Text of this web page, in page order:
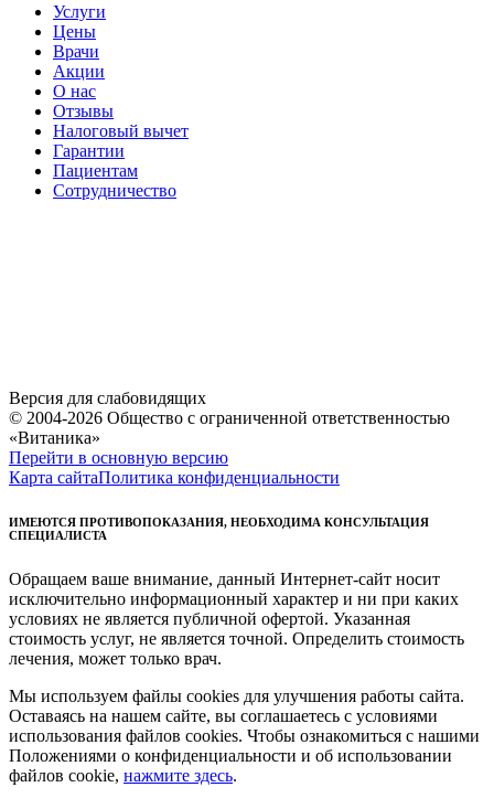
Услуги
Цены
Врачи
Акции
О нас
Отзывы
Налоговый вычет
Гарантии
Пациентам
Сотрудничество
Версия для слабовидящих
© 2004-2026 Общество с ограниченной ответственностью
«Витаника»
Перейти в основную версию
Карта сайтаПолитика конфиденциальности
ИМЕЮТСЯ ПРОТИВОПОКАЗАНИЯ, НЕОБХОДИМА КОНСУЛЬТАЦИЯ
СПЕЦИАЛИСТА
Обращаем ваше внимание, данный Интернет-сайт носит
исключительно информационный характер и ни при каких
условиях не является публичной офертой. Указанная
стоимость услуг, не является точной. Определить стоимость
лечения, может только врач.
Мы используем файлы cookies для улучшения работы сайта.
Оставаясь на нашем сайте, вы соглашаетесь с условиями
использования файлов cookies. Чтобы ознакомиться с нашими
Положениями о конфиденциальности и об использовании
файлов cookie, нажмите здесь.